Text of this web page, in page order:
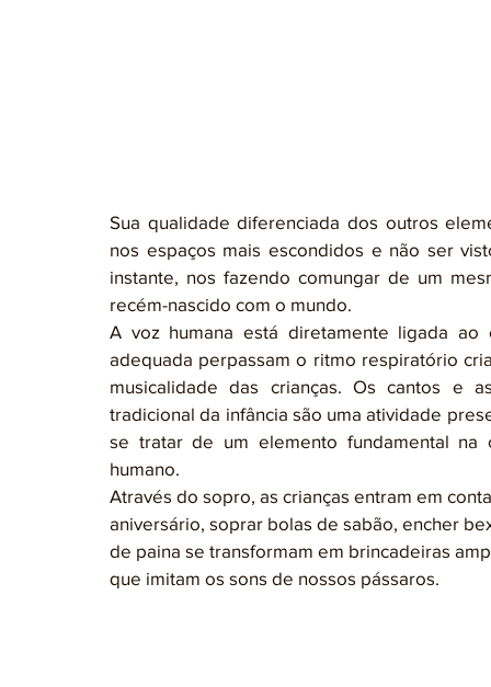
Sua qualidade diferenciada dos outros
nos espaços mais escondidos e não ser
instante, nos fazendo comungar de um
recém-nascido com o mundo.
A voz humana está diretamente ligada
adequada perpassam o ritmo respiratório
musicalidade das crianças. Os cantos e
tradicional da infância são uma atividade
se tratar de um elemento fundamental
humano.
Através do sopro, as crianças entram em
aniversário, soprar bolas de sabão, encher
de paina se transformam em brincadeiras
que imitam os sons de nossos pássaros.